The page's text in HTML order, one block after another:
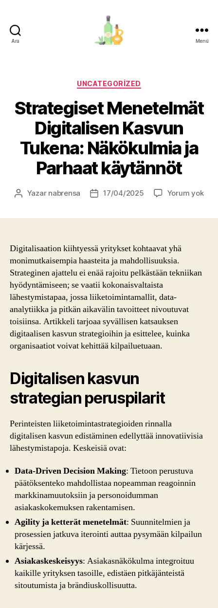
Ara Menü
Kategoriler
UNCATEGORIZED
Strategiset Menetelmät
Digitalisen Kasvun
Tukena: Näkökulmia ja
Parhaat käytännöt
Yazının
Yazar nabrensa
Yazı17/04/2025 Yorum yok
Digitalisaation kiihtyessä yritykset kohtaavat yhä
monimutkaisempia haasteita ja mahdollisuuksia.
Strateginen ajattelu ei enää rajoitu pelkästään tekniikan
hyödyntämiseen; se vaatii kokonaisvaltaista
lähestymistapaa, jossa liiketoimintamallit, data-
analytiikka ja pitkän aikavälin tavoitteet nivoutuvat
toisiinsa. Artikkeli tarjoaa syvällisen katsauksen
digitaalisen kasvun strategioihin ja esittelee, kuinka
organisaatiot voivat kehittää kilpailuetuaan.
Digitalisen kasvun
strategian peruspilarit
Perinteisten liiketoimintastrategioiden rinnalla
digitalisen kasvun edistäminen edellyttää innovatiivisia
lähestymistapoja. Keskeisiä ovat:
Data-Driven Decision Making: Tietoon perustuva
päätöksenteko mahdollistaa nopeamman reagoinnin
markkinamuutoksiin ja personoidumman
asiakaskokemuksen rakentamisen.
Agility ja ketterät menetelmät: Suunnitelmien ja
prosessien jatkuva iterointi auttaa pysymään kilpailun
kärjessä.
Asiakaskeskeisyys: Asiakasnäkökulma integroituu
kaikille yrityksen tasoille, edistäen pitkäjänteistä
sitoutumista ja brändiuskollisuutta.